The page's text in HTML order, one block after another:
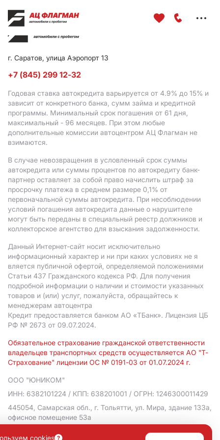
г. Саратов, улица Аэропорт 13
+7 (845) 299 12-32
Годовая ставка автокредита варьируется от 4.9% до 15% и
зависит от конкретного банка, сумм займа и кредитной
программы. Минимальный срок погашения от 61 дня,
максимальный - 96 месяцев. При этом любые
дополнительные комиссии автоцентром АЦ Флагман не
взимаются.
В случае невозвращения в условленный срок суммы
автокредита или суммы процентов по автокредиту банк-
партнер оставляет за собой право начислить штраф за
просрочку платежа в среднем размере 0,1% от
первоначальной суммы автокредита. При несоблюдении
условий погашения автокредита данные о нарушителе
могут быть переданы в специальный реестр должников и
коллекторское агентство для взыскания задолженности.
Данный Интернет-сайт носит исключительно
информационный характер и ни при каких условиях не я
вляется публичной офертой, определяемой положениями
Статьи 437 Гражданского кодекса РФ. Для получения
подробной информации о наличии и стоимости указанных
товаров и (или) услуг, пожалуйста, обращайтесь к
менеджерам автоцентра
Кредит предоставляется банком АO «ТБанк». Лицензия ЦБ
РФ № 2673 от 09.07.2024.
Обязательное страхование гражданской ответственности
владельцев транспортных средств осуществляется АО "Т-
Страхование" лицензии ОС № 0191-03 от 01.07.2024 г.
ООО "ЮНИКОМ"
ИНН: 6382101224 / КПП: 638201001 / ОГРН: 1246300011429
445054, Самарская обл., г. Тольятти, ул. Мира, здание 133а,
офисное помещение 53а
Политика в отношении обработки персональных данных
cookies